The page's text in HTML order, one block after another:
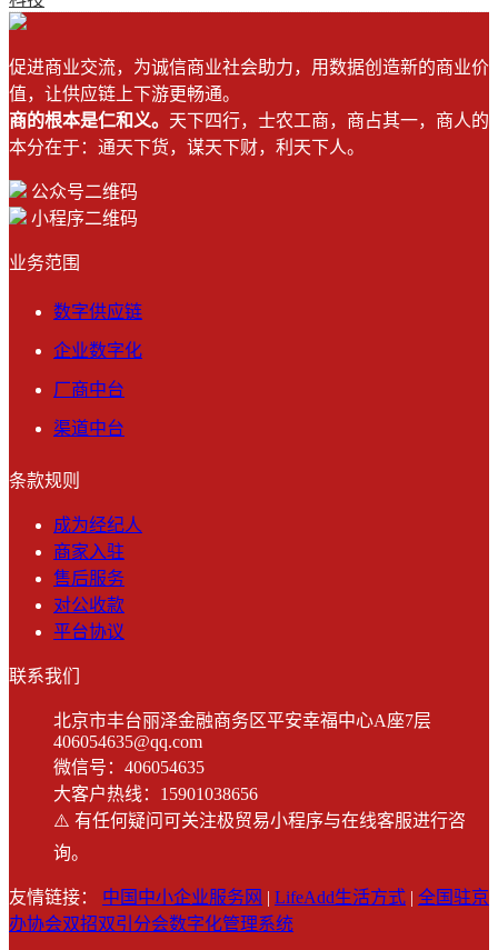
促进商业交流，为诚信商业社会助力，用数据创造新的商业价
值，让供应链上下游更畅通。
商的根本是仁和义。 天下四行，士农工商，商占其一，商人的
本分在于：通天下货，谋天下财，利天下人。
公众号二维码
小程序二维码
业务范围
数字供应链
企业数字化
厂商中台
渠道中台
条款规则
成为经纪人
商家入驻
售后服务
对公收款
平台协议
联系我们
北京市丰台丽泽金融商务区平安幸福中心A座7层
406054635@qq.com
微信号：406054635
大客户热线：15901038656
⚠️ 有任何疑问可关注极贸易小程序与在线客服进行咨
询。
友情链接： 中国中小企业服务网 | LifeAdd生活方式 | 全国驻京
办协会双招双引分会数字化管理系统